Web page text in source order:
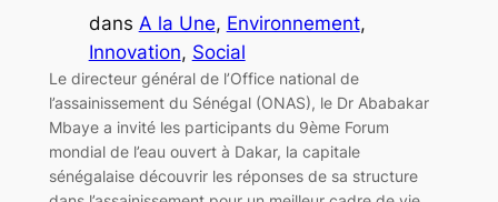
dans A la Une, Environnement
Innovation, Social
Le directeur général de l’Office national de
l’assainissement du Sénégal (ONAS), le Dr Ababakar
Mbaye a invité les participants du 9ème Forum
mondial de l’eau ouvert à Dakar, la capitale
sénégalaise découvrir les réponses de sa structure